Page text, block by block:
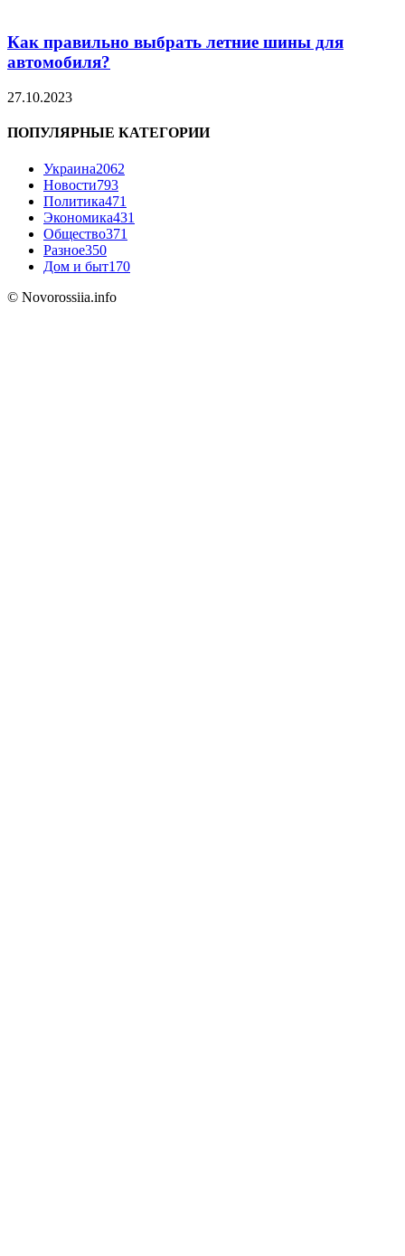
Как правильно выбрать летние шины для
автомобиля?
27.10.2023
ПОПУЛЯРНЫЕ КАТЕГОРИИ
Украина2062
Новости793
Политика471
Экономика431
Общество371
Разное350
Дом и быт170
© Novorossiia.info